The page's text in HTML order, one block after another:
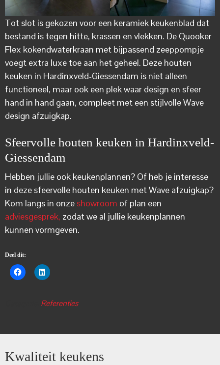
Tot slot is gekozen voor een keramiek keukenblad dat
bestand is tegen hitte, krassen en vlekken. De Quooker
Flex kokendwaterkraan met bijpassend zeeppompje
voegt extra luxe toe aan het geheel. Deze houten
keuken in Hardinxveld-Giessendam is niet alleen
functioneel, maar ook een plek waar design en sfeer
hand in hand gaan, compleet met een stijlvolle Wave
design afzuigkap.
Sfeervolle houten keuken in Hardinxveld-
Giessendam
Hebben jullie ook keukenplannen? Of heb je interesse
in deze sfeervolle houten keuken met Wave afzuigkap?
Kom langs in onze showroom of plan een
adviesgesprek, zodat we al jullie keukenplannen
kunnen vormgeven.
Deel dit:
Referenties
Kwaliteit keukens